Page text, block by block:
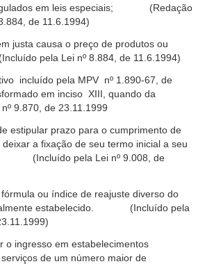
em leis especiais; (Redação
de 11.6.1994)
justa causa o preço de produtos ou
pela Lei nº 8.884, de 11.6.1994)
incluído pela MPV nº 1.890-67, de
em inciso XIII, quando da
9.870, de 23.11.1999
estipular prazo para o cumprimento de
a fixação de seu termo inicial a seu
(Incluído pela Lei nº 9.008, de
ou índice de reajuste diverso do
estabelecido. (Incluído pela
o ingresso em estabelecimentos
de um número maior de